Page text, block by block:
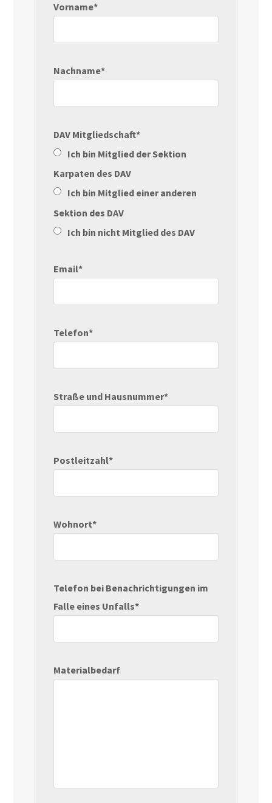
Vorname*
Nachname*
DAV Mitgliedschaft*
Ich bin Mitglied der Sektion
Karpaten des DAV
Ich bin Mitglied einer anderen
Sektion des DAV
Ich bin nicht Mitglied des DAV
Email*
Telefon*
Straße und Hausnummer*
Postleitzahl*
Wohnort*
Telefon bei Benachrichtigungen im
Falle eines Unfalls*
Materialbedarf